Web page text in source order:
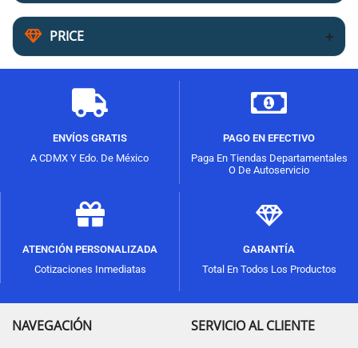
PRICE
ENVÍOS GRATIS
A CDMX Y Edo. De México
PAGO EN EFECTIVO
Paga En Tiendas Departamentales
O De Autoservicio
ATENCIÓN PERSONALIZADA
Cotizaciones Inmediatas
GARANTÍA
Total En Todos Los Productos
NAVEGACIÓN SERVICIO AL CLIENTE